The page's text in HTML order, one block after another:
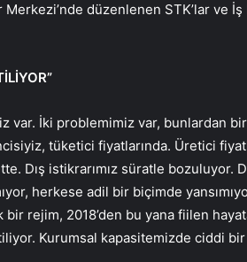
düzenlenen STK’lar ve İş
var. İki problemimiz var, bunlardan
tüketici fiyatlarında. Üretici
Dış istikrarımız süratle bozuluyor.
herkese adil bir biçimde
rejim, 2018’den bu yana fiilen
Kurumsal kapasitemizde ciddi